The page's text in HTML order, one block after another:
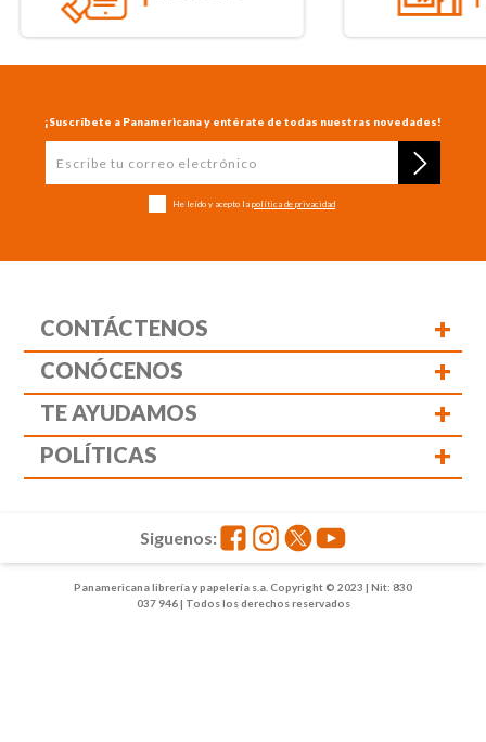
¡Suscríbete a Panamericana y entérate de todas nuestras novedades!
He leído y acepto la política de privacidad
CONTÁCTENOS +
CONÓCENOS +
TE AYUDAMOS +
POLÍTICAS +
Panamericana librería y papelería s.a. Copyright © 2023 | Nit: 830
037 946 | Todos los derechos reservados
Siguenos: